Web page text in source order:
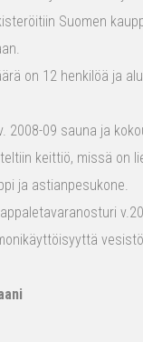
Suomen
on 12 henkilöä ja
2008-09 sauna ja
keittiö, missä on
ja astianpesukone.